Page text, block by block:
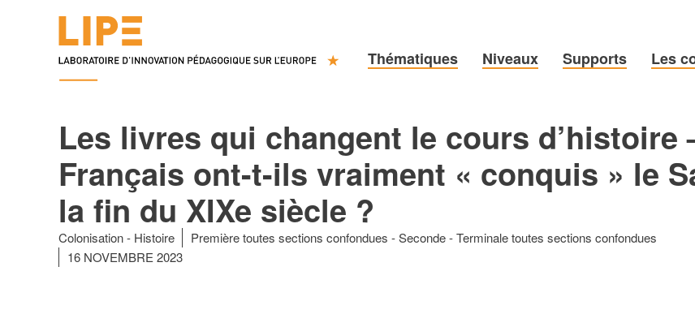
Thématiques Niveaux Supports Les
Les livres qui changent le cours d’histoire
Français ont-t-ils vraiment « conquis » le
la fin du XIXe siècle ?
Colonisation Histoire Première toutes sections confondues Seconde
Terminale toutes sections confondues
16 NOVEMBRE 2023